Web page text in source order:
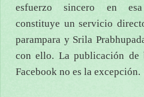
esfuerzo sincero en
constituye un servicio
parampara y Srila
con ello. La publicación de
Facebook no es la excepción.